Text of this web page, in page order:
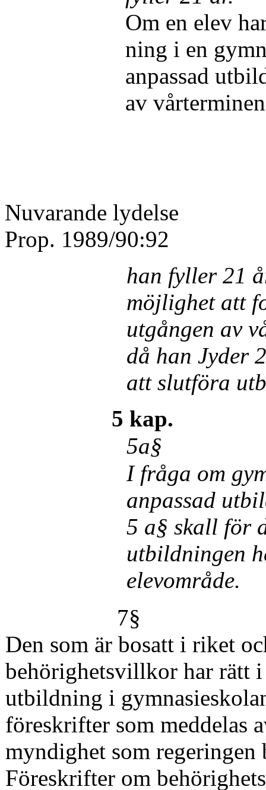
Om en elev
ning i en
anpassad
av
Nuvarande lydelse
Prop. 1989/90:92
han fyller 21
möjlighet att
utgången av
då han Jyder
att slutföra
5 kap.
5a§
I fråga om
anpassad
5 a§ skall för
utbildningen
elevområde.
7§
Den som är bosatt i riket
behörighetsvillkor har rätt
utbildning i
föreskrifter som meddelas
myndighet som regeringen
Föreskrifter om